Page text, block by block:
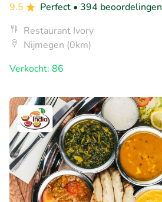
9.5
Perfect • 394 beoordelingen
Restaurant Ivory
Nijmegen (0km)
Verkocht: 86